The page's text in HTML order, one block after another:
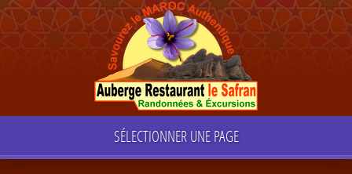
SÉLECTIONNER UNE PAGE